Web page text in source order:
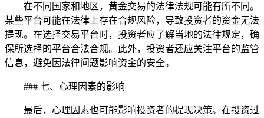
在不同国家和地区，黄金交易的法律法规可能有所不同。
某些平台可能在法律上存在合规风险，导致投资者的资金无法
提现。在选择交易平台时，投资者应了解当地的法律规定，确
保所选择的平台合法合规。此外，投资者还应关注平台的监管
信息，避免因法律问题影响资金的安全。
### 七、心理因素的影响
最后，心理因素也可能影响投资者的提现决策。在投资过